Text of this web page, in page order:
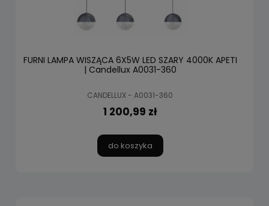
FURNI LAMPA WISZĄCA 6X5W LED SZARY 4000K APETI
| Candellux A0031-360
CANDELLUX - A0031-360
1 200,99 zł
do koszyka